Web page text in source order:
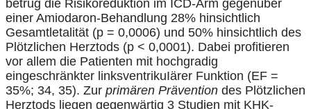
betrug die Risikoreduktion im ICD-Arm gegenüber
einer Amiodaron-Behandlung 28% hinsichtlich
Gesamtletalität (p = 0,0006) und 50% hinsichtlich des
Plötzlichen Herztods (p < 0,0001). Dabei profitieren
vor allem die Patienten mit hochgradig
eingeschränkter linksventrikuIärer Funktion (EF =
35%; 34, 35). Zur primären Prävention des Plötzlichen
Herztods liegen gegenwärtig 3 Studien mit KHK-